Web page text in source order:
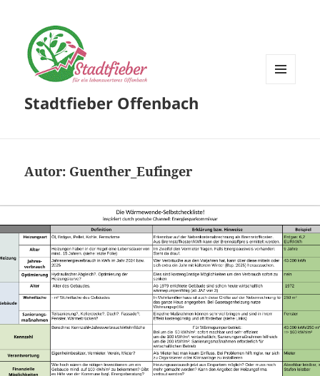
Stadtfieber Offenbach
Autor: Guenther_Eufinger